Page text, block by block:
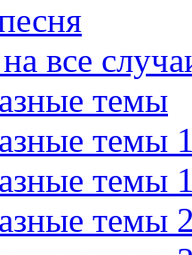
все
темы
темы
темы
темы